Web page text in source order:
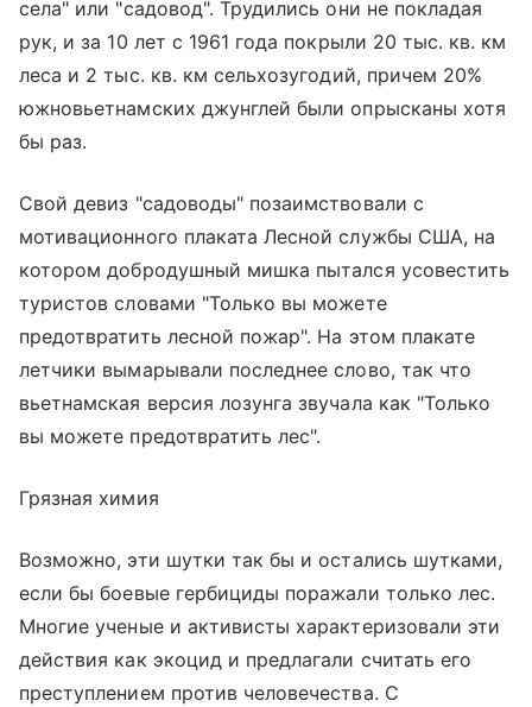
села" или "садовод". Трудились они не покладая
рук, и за 10 лет с 1961 года покрыли 20 тыс. кв. км
леса и 2 тыс. кв. км сельхозугодий, причем 20%
южновьетнамских джунглей были опрысканы хотя
бы раз.
Свой девиз "садоводы" позаимствовали с
мотивационного плаката Лесной службы США, на
котором добродушный мишка пытался усовестить
туристов словами "Только вы можете
предотвратить лесной пожар". На этом плакате
летчики вымарывали последнее слово, так что
вьетнамская версия лозунга звучала как "Только
вы можете предотвратить лес".
Грязная химия
Возможно, эти шутки так бы и остались шутками,
если бы боевые гербициды поражали только лес.
Многие ученые и активисты характеризовали эти
действия как экоцид и предлагали считать его
преступлением против человечества. С